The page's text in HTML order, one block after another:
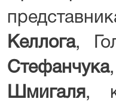
Келлога,
Стефанчука
Шмигаля ,